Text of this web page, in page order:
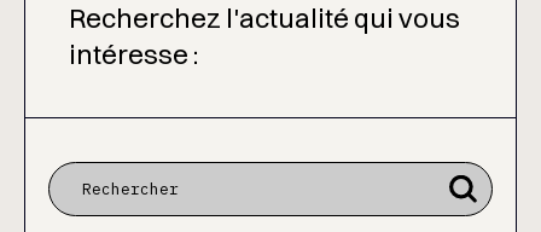
Recherchez l'actualité qui vous
intéresse :